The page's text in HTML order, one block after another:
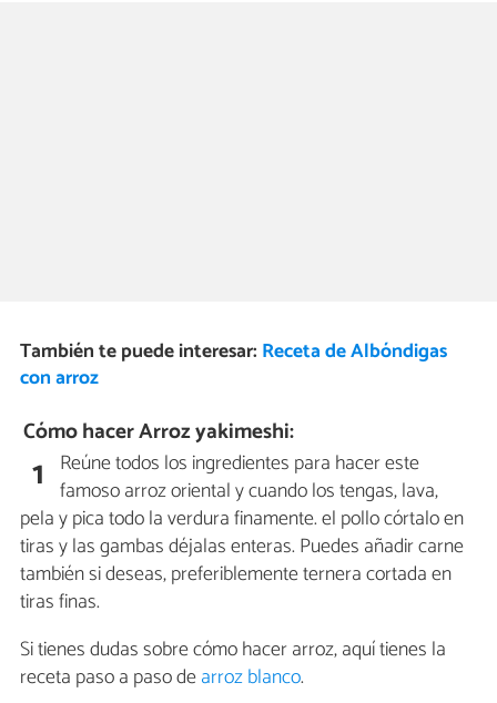
También te puede interesar: Receta de Albóndigas
con arroz
Cómo hacer Arroz yakimeshi:
1 Reúne todos los ingredientes para hacer este
famoso arroz oriental y cuando los tengas, lava,
pela y pica todo la verdura finamente. el pollo córtalo en
tiras y las gambas déjalas enteras. Puedes añadir carne
también si deseas, preferiblemente ternera cortada en
tiras finas.
Si tienes dudas sobre cómo hacer arroz, aquí tienes la
receta paso a paso dearroz blanco.